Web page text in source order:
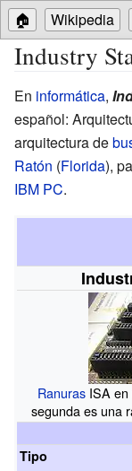
🏠 Wikipedia
Industry
En informática,
español:
arquitectura de
Ratón (Florida),
IBM PC.
RanurasISA en
segunda es una
Tipo